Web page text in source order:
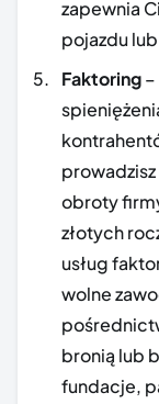
zapewnia
pojazdu
Faktoring
obroty
złotych
usług
wolne
bronią lub
fundacje,